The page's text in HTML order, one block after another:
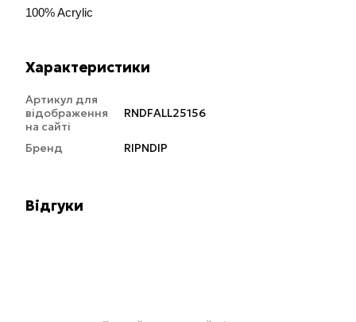
100% Acrylic
Характеристики
Артикул для
відображення
на сайті
RNDFALL25156
Бренд RIPNDIP
Відгуки